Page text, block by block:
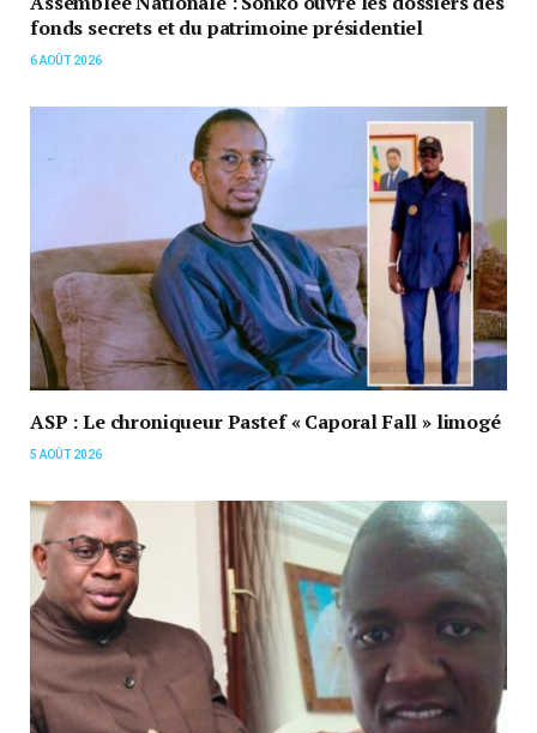
fonds secrets et du patrimoine présidentiel
6 AOÛT 2026
ASP : Le chroniqueur Pastef « Caporal Fall » limogé
5 AOÛT 2026